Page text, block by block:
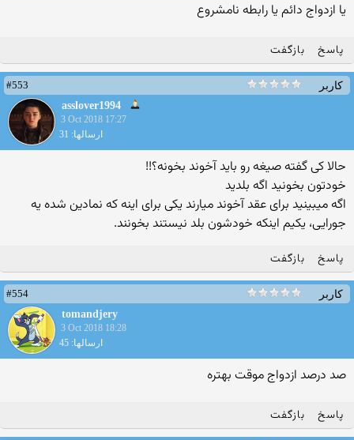
یا ازدواج دائم یا رابطه نامشروع
پاسخ بازگفت
کاربر
#553
asslover1994
3 Oct 2018 17:27
ارسالها: 31
حالا کی گفته صیغه رو باید آخوند بخونه؟!!
خودتون بخونید اگه بلدید
اگه میبینید برای عقد آخوند میارند یکی برای اینه که نمادین شده یه
جورایی، یکیم اینکه خودشون بلد نیستند بخونند.
پاسخ بازگفت
کاربر
#554
tomandjery
3 Oct 2018 18:28
ارسالها: 45
صد درصد ازدواج موقت بهتره
پاسخ بازگفت